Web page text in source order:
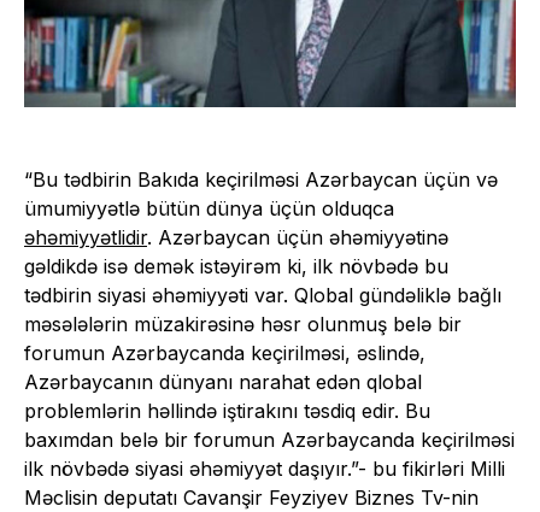
“Bu tədbirin Bakıda keçirilməsi Azərbaycan üçün və
ümumiyyətlə bütün dünya üçün olduqca
əhəmiyyətlidir. Azərbaycan üçün əhəmiyyətinə
gəldikdə isə demək istəyirəm ki, ilk növbədə bu
tədbirin siyasi əhəmiyyəti var. Qlobal gündəliklə bağlı
məsələlərin müzakirəsinə həsr olunmuş belə bir
forumun Azərbaycanda keçirilməsi, əslində,
Azərbaycanın dünyanı narahat edən qlobal
problemlərin həllində iştirakını təsdiq edir. Bu
baxımdan belə bir forumun Azərbaycanda keçirilməsi
ilk növbədə siyasi əhəmiyyət daşıyır.”- bu fikirləri Milli
Məclisin deputatı Cavanşir Feyziyev Biznes Tv-nin